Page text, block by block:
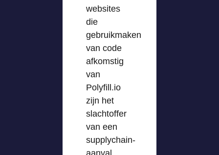
websites
die
gebruikmaken
van code
afkomstig
van
Polyfill.io
zijn het
slachtoffer
van een
supplychain-
aanval …